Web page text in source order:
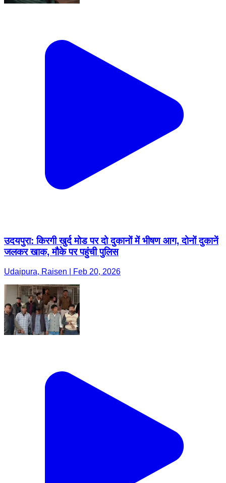
उदयपुरा: किरगी खुर्द मोड पर दो दुकानों में भीषण आग, दोनों दुकानें
जलकर खाक, मौके पर पहुंची पुलिस
Udaipura, Raisen | Feb 20, 2026